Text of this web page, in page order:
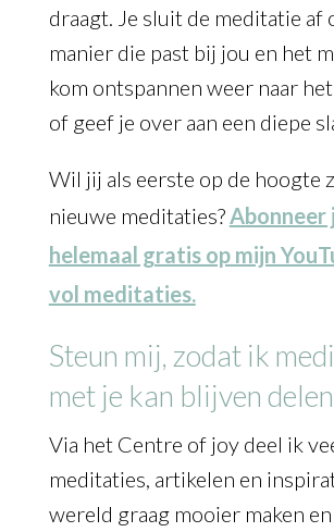
draagt. Je sluit de meditatie af
manier die past bij jou en het
kom ontspannen weer naar
of geef je over aan een diepe
Wil jij als eerste op de hoogte
nieuwe meditaties? Abonneer
helemaal gratis op mijn
vol meditaties.
Steun mij, zodat ik
met je kan blijven delen
Via het Centre of joy deel ik
meditaties, artikelen en
wereld graag mooier maken